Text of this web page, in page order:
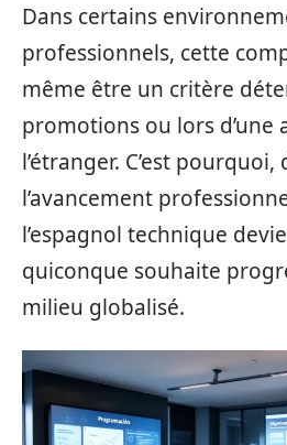
Dans certains
professionnels, cette
même être un critère
promotions ou lors d’une
l’étranger. C’est
l’avancement
l’espagnol technique
quiconque souhaite
milieu globalisé.